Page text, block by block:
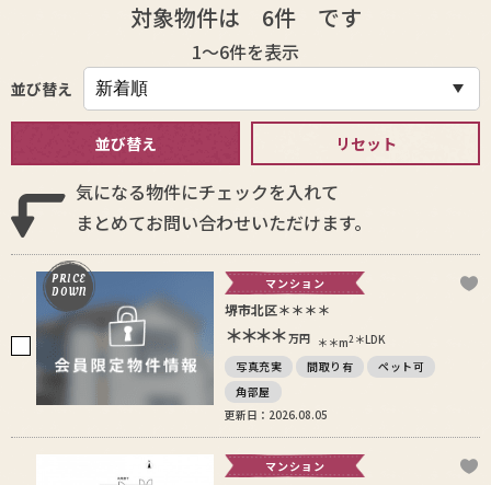
対象物件は 6件 です
1〜6件を表示
並び替え
並び替え リセット
気になる物件にチェックを入れて
まとめてお問い合わせいただけます。
PRICE
DOWN
マンション
堺市北区＊＊＊＊
＊＊＊＊ 万円 ＊＊m2＊LDK
写真充実
間取り有
ペット可
角部屋
更新日：2026.08.05
マンション